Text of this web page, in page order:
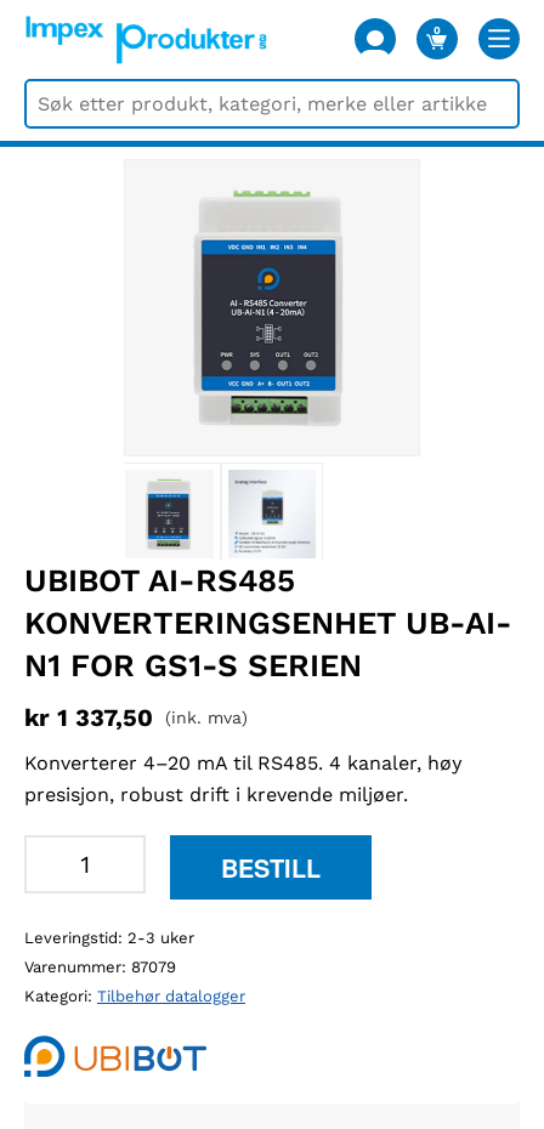
0
VARER
UBIBOT AI-RS485
KONVERTERINGSENHET UB-AI-
N1 FOR GS1-S SERIEN
kr 1 337,50 (ink. mva)
Konverterer 4–20 mA til RS485. 4 kanaler, høy
presisjon, robust drift i krevende miljøer.
konverteringsenhet
UB-
AI-
N1
for
BESTILL
Leveringstid: 2-3 uker
Varenummer: 87079
Kategori: Tilbehør datalogger